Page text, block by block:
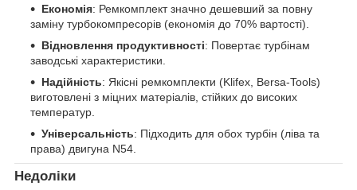
Економія: Ремкомплект значно дешевший за повну
заміну турбокомпресорів (економія до 70% вартості).
Відновлення продуктивності: Повертає турбінам
заводські характеристики.
Надійність: Якісні ремкомплекти (Klifex, Bersa-Tools)
виготовлені з міцних матеріалів, стійких до високих
температур.
Універсальність: Підходить для обох турбін (ліва та
права) двигуна N54.
Недоліки